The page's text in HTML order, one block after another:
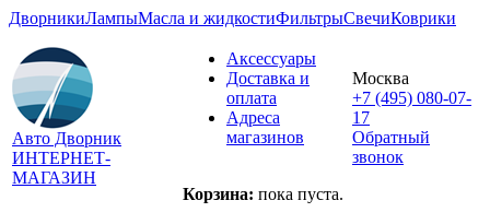
ДворникиЛампыМасла и жидкостиФильтрыСвечиКоврики
Авто Дворник
ИНТЕРНЕТ-
МАГАЗИН
Аксессуары
Доставка и
оплата
Адреса
магазинов
Корзина: пока пуста.
Москва
+7 (495) 080-07-
17
Обратный
звонок